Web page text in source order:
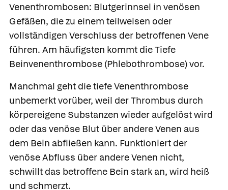
Venenthrombosen: Blutgerinnsel in venösen
Gefäßen, die zu einem teilweisen oder
vollständigen Verschluss der betroffenen Vene
führen. Am häufigsten kommt dieTiefe
Beinvenenthrombose (Phlebothrombose) vor.
Manchmal geht die tiefe Venenthrombose
unbemerkt vorüber, weil der Thrombus durch
körpereigene Substanzen wieder aufgelöst wird
oder das venöse Blut über andere Venen aus
dem Bein abfließen kann. Funktioniert der
venöse Abfluss über andere Venen nicht,
schwillt das betroffene Bein stark an, wird heiß
und schmerzt.